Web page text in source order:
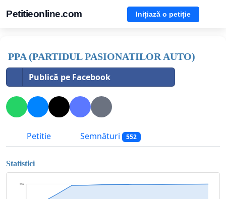
Petitieonline.com Inițiază o petiție
PPA (PARTIDUL PASIONATILOR AUTO)
Publică pe Facebook
Petitie Semnături 552
Statistici
552